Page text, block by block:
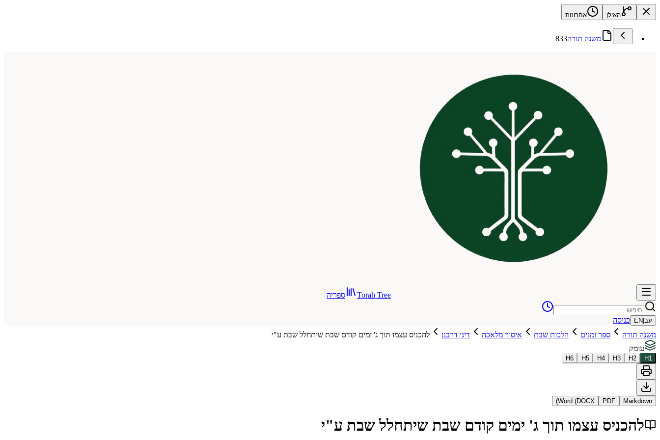
האילן אחרונות
משנה תורה833
Torah Tree ספריה
עב EN
כניסה
משנה תורה
ספר זמנים הלכות שבת איסור מלאכה דיני דרבנן
להכניס עצמו תוך ג' ימים קודם שבת שיתחלל שבת ע"י
עומק
H1
H2
H3
H4
H5
H6
Markdown
PDF
Word (DOCX)
להכניס עצמו תוך ג' ימים קודם שבת שיתחלל שבת ע"י